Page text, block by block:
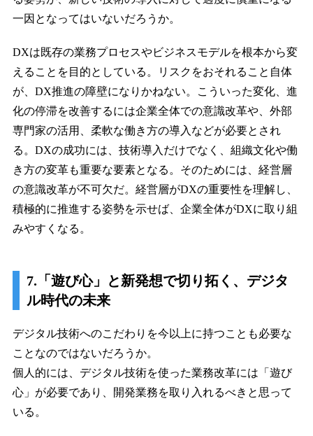
一因となってはいないだろうか。
DXは既存の業務プロセスやビジネスモデルを根本から変
えることを目的としている。リスクをおそれること自体
が、DX推進の障壁になりかねない。こういった変化、進
化の停滞を改善するには企業全体での意識改革や、外部
専門家の活用、柔軟な働き方の導入などが必要とされ
る。DXの成功には、技術導入だけでなく、組織文化や働
き方の変革も重要な要素となる。そのためには、経営層
の意識改革が不可欠だ。経営層がDXの重要性を理解し、
積極的に推進する姿勢を示せば、企業全体がDXに取り組
みやすくなる。
7.「遊び心」と新発想で切り拓く、デジタ
ル時代の未来
デジタル技術へのこだわりを今以上に持つことも必要な
ことなのではないだろうか。
個人的には、デジタル技術を使った業務改革には「遊び
心」が必要であり、開発業務を取り入れるべきと思って
いる。